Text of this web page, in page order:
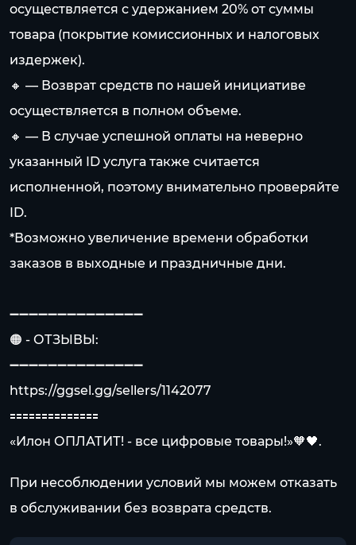
осуществляется с удержанием 20% от суммы
товара (покрытие комиссионных и налоговых
издержек).
🔸 — Возврат средств по нашей инициативе
осуществляется в полном объеме.
🔸 — В случае успешной оплаты на неверно
указанный ID услуга также считается
исполненной, поэтому внимательно проверяйте
ID.
*Возможно увеличение времени обработки
заказов в выходные и праздничные дни.
➖➖➖➖➖➖➖➖➖➖➖➖➖➖
🟠 - ОТЗЫВЫ:
➖➖➖➖➖➖➖➖➖➖➖➖➖➖
https://ggsel.gg/sellers/1142077
🟰🟰🟰🟰🟰🟰🟰🟰🟰🟰🟰🟰🟰🟰
«Илон ОПЛАТИТ! - все цифровые товары!»🧡🖤.
При несоблюдении условий мы можем отказать
в обслуживании без возврата средств.